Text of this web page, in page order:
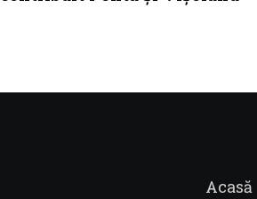
Acasă